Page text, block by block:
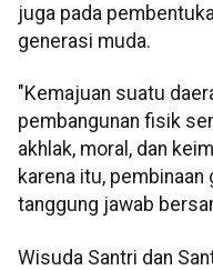
juga pada
generasi muda.
"Kemajuan suatu
pembangunan fisik
akhlak, moral, dan
karena itu, pembinaan
tanggung jawab
Wisuda Santri dan